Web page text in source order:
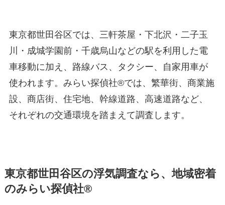
東京都世田谷区では、三軒茶屋・下北沢・二子玉
川・成城学園前・千歳烏山などの駅を利用した電
車移動に加え、路線バス、タクシー、自家用車が
使われます。みらい探偵社®︎では、繁華街、商業施
設、商店街、住宅地、幹線道路、高速道路など、
それぞれの交通環境を踏まえて調査します。
東京都世田谷区の浮気調査なら、地域密着
のみらい探偵社®︎